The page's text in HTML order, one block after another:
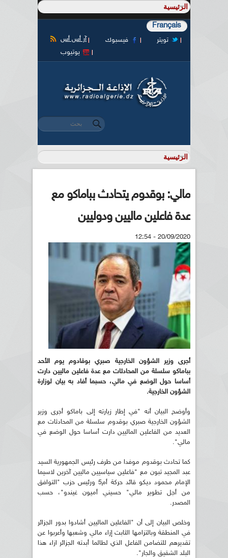
Français
آر أس أس فيسبوك
تويتر
يوتيوب
استمارة البحث
‏بحث ‏
مالي: بوقدوم يتحادث بباماكو مع
عدة فاعلين ماليين ودوليين
20/09/2020 - 12:54
أجرى وزير الشؤون الخارجية صبري بوقادوم يوم الأحد
بباماكو سلسلة من المحادثات مع عدة فاعلين ماليين دارت
أساسا حول الوضع في مالي، حسبما أفاد به بيان لوزارة
الشؤون الخارجية.
وأوضح البيان أنه "في إطار زيارته إلى باماكو أجرى وزير
الشؤون الخارجية صبري بوقدوم سلسلة من المحادثات مع
العديد من الفاعلين الماليين دارت أساسا حول الوضع في
مالي".
كما تحادث بوقدوم موفدا من طرف رئيس الجمهورية السيد
عبد المجيد تبون مع "فاعلين سياسيين ماليين آخرين لاسيما
الإمام محمود ديكو قائد حركة أم5 ورئيس حزب "التوافق
من أجل تطوير مالي" حسيني أميون غيندو"، حسب
المصدر.
وخلص البيان إلى أن "الفاعلين الماليين أشادوا بدور الجزائر
في المنطقة وبالتزامها الثابت إزاء مالي وشعبها وأعربوا عن
تقديرهم للتضامن الفاعل الذي لطالما أبدته الجزائر ازاء هذا
البلد الشقيق والجار".